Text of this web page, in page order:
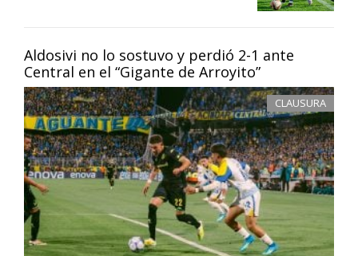
Aldosivi no lo sostuvo y perdió 2-1 ante
Central en el “Gigante de Arroyito”
CLAUSURA